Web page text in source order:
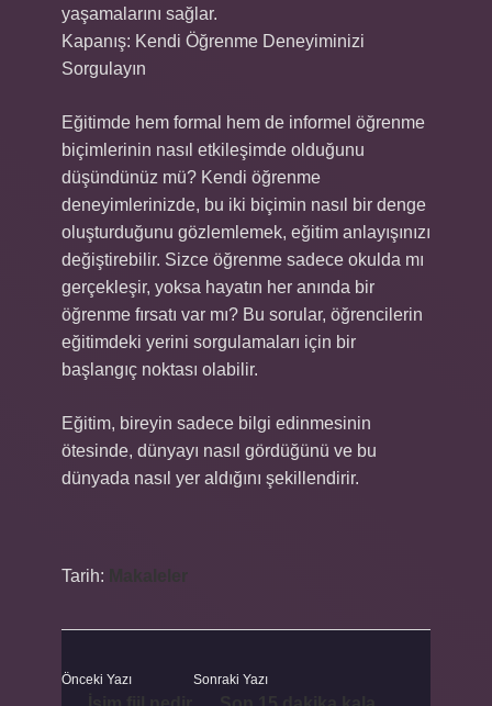
yaşamalarını sağlar.
Kapanış: Kendi Öğrenme Deneyiminizi
Sorgulayın
Eğitimde hem formal hem de informel öğrenme
biçimlerinin nasıl etkileşimde olduğunu
düşündünüz mü? Kendi öğrenme
deneyimlerinizde, bu iki biçimin nasıl bir denge
oluşturduğunu gözlemlemek, eğitim anlayışınızı
değiştirebilir. Sizce öğrenme sadece okulda mı
gerçekleşir, yoksa hayatın her anında bir
öğrenme fırsatı var mı? Bu sorular, öğrencilerin
eğitimdeki yerini sorgulamaları için bir
başlangıç noktası olabilir.
Eğitim, bireyin sadece bilgi edinmesinin
ötesinde, dünyayı nasıl gördüğünü ve bu
dünyada nasıl yer aldığını şekillendirir.
Tarih:
Önceki Yazı Sonraki Yazı